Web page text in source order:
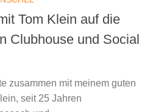
Tom Klein auf die
Clubhouse und Social
zusammen mit meinem guten
seit 25 Jahren